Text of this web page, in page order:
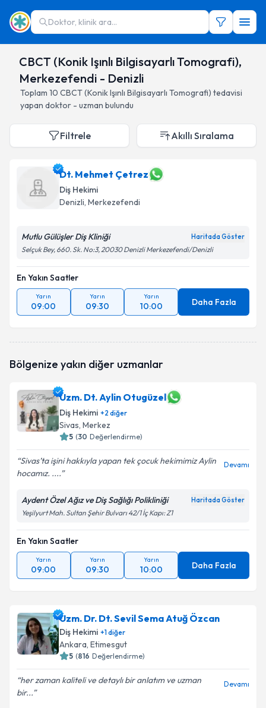
Doktor, klinik ara...
CBCT (Konik Işınlı Bilgisayarlı Tomografi),
Merkezefendi - Denizli
Toplam 10 CBCT (Konik Işınlı Bilgisayarlı Tomografi) tedavisi
yapan doktor - uzman bulundu
Filtrele Akıllı Sıralama
Dt. Mehmet Çetrez
Diş Hekimi
Denizli, Merkezefendi
Mutlu Gülüşler Diş Kliniği Haritada Göster
Selçuk Bey, 660. Sk. No:3, 20030 Denizli Merkezefendi/Denizli
En Yakın Saatler
Yarın
09:00
Yarın
09:30
Yarın
10:00 Daha Fazla
Bölgenize yakın diğer uzmanlar
Uzm. Dt. Aylin Otugüzel
Diş Hekimi +2 diğer
Sivas, Merkez
5 (30 Değerlendirme)
Sivas’ta işini hakkıyla yapan tek çocuk hekimimiz Aylin
hocamız. ....
Devamı
Aydent Özel Ağız ve Diş Sağlığı Polikliniği Haritada Göster
Yeşilyurt Mah. Sultan Şehir Bulvarı 42/1 İç Kapı: Z1
En Yakın Saatler
Yarın
09:00
Yarın
09:30
Yarın
10:00 Daha Fazla
Uzm. Dr. Dt. Sevil Sema Atuğ Özcan
Diş Hekimi +1diğer
Ankara, Etimesgut
5 (816 Değerlendirme)
her zaman kaliteli ve detaylı bir anlatım ve uzman
bir...
Devamı